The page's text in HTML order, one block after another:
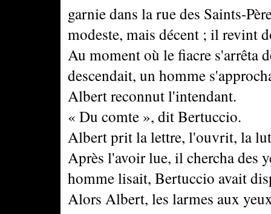
garnie dans la rue des Saints-
modeste, mais décent ; il revint
Au moment où le fiacre s'arrêta
descendait, un homme
Albert reconnut l'intendant.
« Du comte », dit Bertuccio.
Albert prit la lettre, l'ouvrit, la
Après l'avoir lue, il chercha des
homme lisait, Bertuccio avait
Alors Albert, les larmes aux